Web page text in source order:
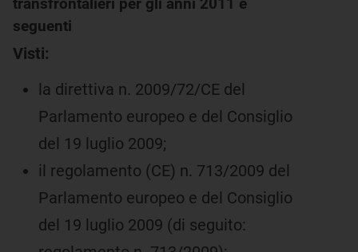
seguenti
Visti:
la direttiva n. 2009/72/CE del
Parlamento europeo e del Consiglio
del 19 luglio 2009;
il regolamento (CE) n. 713/2009 del
Parlamento europeo e del Consiglio
del 19 luglio 2009 (di seguito: